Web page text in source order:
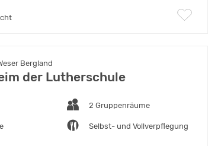
Bergland
der Lutherschule
2 Gruppenräume
Selbst- und Vollverpflegung